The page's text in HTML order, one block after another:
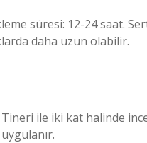
süresi: 12-24 saat.
daha uzun olabilir.
Tineri ile iki kat halinde